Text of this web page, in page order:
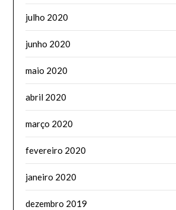
julho 2020
junho 2020
maio 2020
abril 2020
março 2020
fevereiro 2020
janeiro 2020
dezembro 2019